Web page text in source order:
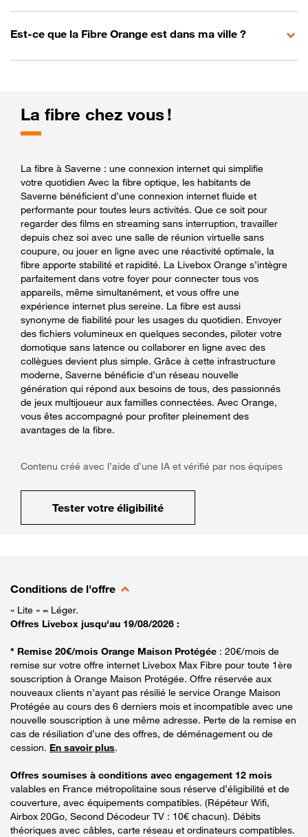
Est-ce que la Fibre Orange est dans ma ville ?
La fibre chez vous !
La fibre à Saverne : une connexion internet qui simplifie
votre quotidien Avec la fibre optique, les habitants de
Saverne bénéficient d’une connexion internet fluide et
performante pour toutes leurs activités. Que ce soit pour
regarder des films en streaming sans interruption, travailler
depuis chez soi avec une salle de réunion virtuelle sans
coupure, ou jouer en ligne avec une réactivité optimale, la
fibre apporte stabilité et rapidité. La Livebox Orange s’intègre
parfaitement dans votre foyer pour connecter tous vos
appareils, même simultanément, et vous offre une
expérience internet plus sereine. La fibre est aussi
synonyme de fiabilité pour les usages du quotidien. Envoyer
des fichiers volumineux en quelques secondes, piloter votre
domotique sans latence ou collaborer en ligne avec des
collègues devient plus simple. Grâce à cette infrastructure
moderne, Saverne bénéficie d’un réseau nouvelle
génération qui répond aux besoins de tous, des passionnés
de jeux multijoueur aux familles connectées. Avec Orange,
vous êtes accompagné pour profiter pleinement des
avantages de la fibre.
Contenu créé avec l’aide d’une IA et vérifié par nos équipes
Tester votre éligibilité
Conditions de l'offre
« Lite » = Léger.
Offres Livebox jusqu'au 19/08/2026 :
* Remise 20€/mois Orange Maison Protégée : 20€/mois de
remise sur votre offre internet Livebox Max Fibre pour toute 1ère
souscription à Orange Maison Protégée. Offre réservée aux
nouveaux clients n’ayant pas résilié le service Orange Maison
Protégée au cours des 6 derniers mois et incompatible avec une
nouvelle souscription à une même adresse. Perte de la remise en
cas de résiliation d’une des offres, de déménagement ou de
cession. En savoir plus.
Offres soumises à conditions avec engagement 12 mois
valables en France métropolitaine sous réserve d’éligibilité et de
couverture, avec équipements compatibles. (Répéteur Wifi,
Airbox 20Go, Second Décodeur TV : 10€ chacun). Débits
théoriques avec câbles, carte réseau et ordinateurs compatibles.